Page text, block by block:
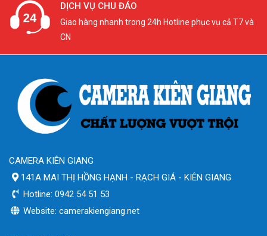
DỊCH VỤ CHU ĐÁO
Giao hàng nhanh trong 24h Hotline phục vụ cả T7 và
CN
CAMERA KIÊN GIANG
141A MAI THỊ HỒNG HẠNH - RẠCH GIÁ - KIÊN GIANG
Hotline: 0942 54 51 53
Website: camerakiengiang.net